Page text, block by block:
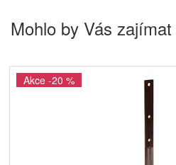
Mohlo by Vás zajímat
Akce -20 %